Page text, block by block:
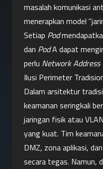
masalah komunikasi
menerapkan model
Setiap Pod
dan Pod A dapat
perlu Network
Ilusi Perimeter
Dalam arsitektur
keamanan seringkali
jaringan fisik atau
yang kuat. Tim
DMZ, zona aplikasi,
secara tegas. Namun,